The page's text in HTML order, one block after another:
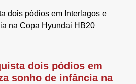
dois pódios em
sonho de infância na